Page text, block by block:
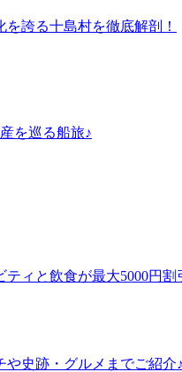
誇る十島村を徹底解剖！
を巡る船旅♪
ィと飲食が最大5000円割
史跡・グルメまでご紹介♪